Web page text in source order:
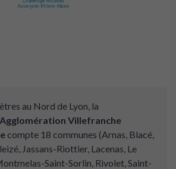
au Nord de Lyon, la
Villefranche
compte 18 communes (Arnas, Blacé,
Jassans-Riottier, Lacenas, Le
Saint-Sorlin, Rivolet, Saint-